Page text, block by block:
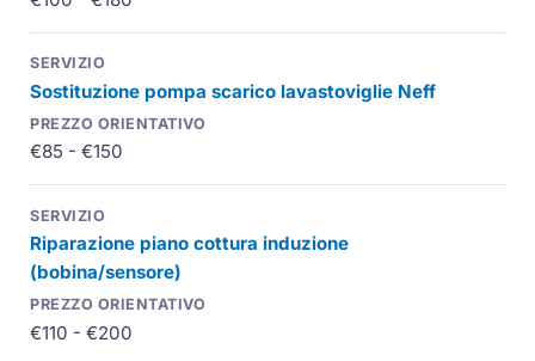
Sostituzione pompa scarico lavastoviglie Neff
€85 - €150
Riparazione piano cottura induzione
(bobina/sensore)
€110 - €200